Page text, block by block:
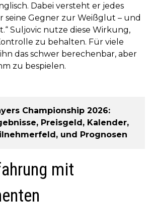
Dabei versteht er jedes
seine Gegner zur Weißglut – und
Suljovic nutze diese Wirkung,
zu behalten. Für viele
das schwer berechenbar, aber
zu bespielen.
Championship 2026:
Preisgeld, Kalender,
und Prognosen
mit